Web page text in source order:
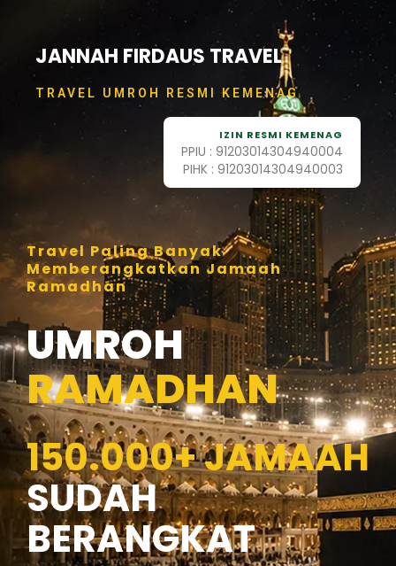
JANNAH FIRDAUS TRAVEL
TRAVEL UMROH RESMI KEMENAG
IZIN RESMI KEMENAG
PPIU : 91203014304940004
PIHK : 91203014304940003
Travel Paling Banyak
Memberangkatkan Jamaah
Ramadhan
UMROH
RAMADHAN
150.000+ JAMAAH
SUDAH
BERANGKAT